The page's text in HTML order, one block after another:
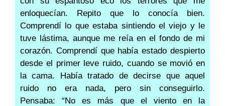
enloquecían. Repito que lo conocía bien.
Comprendí lo que estaba sintiendo el viejo y le
tuve lástima, aunque me reía en el fondo de mi
corazón. Comprendí que había estado despierto
desde el primer leve ruido, cuando se movió en
la cama. Había tratado de decirse que aquel
ruido no era nada, pero sin conseguirlo.
Pensaba: “No es más que el viento en la